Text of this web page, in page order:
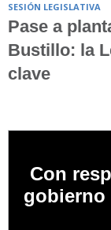
SESIÓN LEGISLATIVA
Pase a
Bustillo: la
clave
Con
gobierno